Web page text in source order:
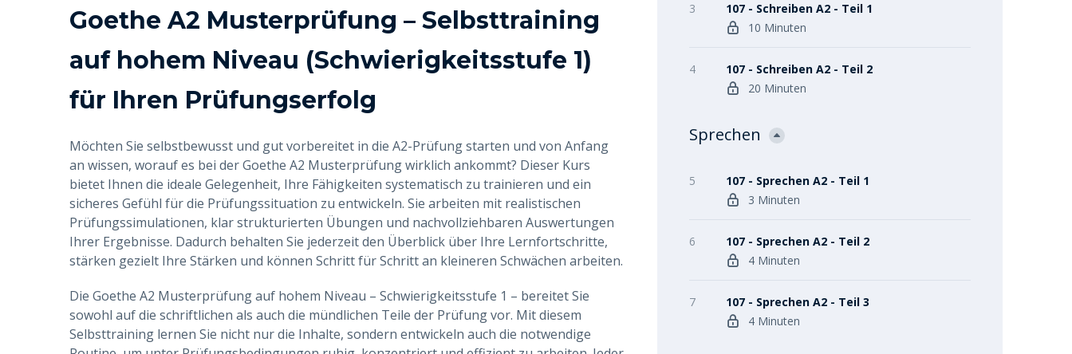
Goethe A2 Musterprüfung – Selbsttraining
auf hohem Niveau (Schwierigkeitsstufe 1)
für Ihren Prüfungserfolg
Möchten Sie selbstbewusst und gut vorbereitet in die A2-Prüfung starten und von Anfang
an wissen, worauf es bei der Goethe A2 Musterprüfung wirklich ankommt? Dieser Kurs
bietet Ihnen die ideale Gelegenheit, Ihre Fähigkeiten systematisch zu trainieren und ein
sicheres Gefühl für die Prüfungssituation zu entwickeln. Sie arbeiten mit realistischen
Prüfungssimulationen, klar strukturierten Übungen und nachvollziehbaren Auswertungen
Ihrer Ergebnisse. Dadurch behalten Sie jederzeit den Überblick über Ihre Lernfortschritte,
stärken gezielt Ihre Stärken und können Schritt für Schritt an kleineren Schwächen arbeiten.
Die Goethe A2 Musterprüfung auf hohem Niveau – Schwierigkeitsstufe 1 – bereitet Sie
sowohl auf die schriftlichen als auch die mündlichen Teile der Prüfung vor. Mit diesem
Selbsttraining lernen Sie nicht nur die Inhalte, sondern entwickeln auch die notwendige
3
107 - Schreiben A2 - Teil 1
10 Minuten
4
107 - Schreiben A2 - Teil 2
20 Minuten
Sprechen
5
107 - Sprechen A2 - Teil 1
3 Minuten
6
107 - Sprechen A2 - Teil 2
4 Minuten
7
107 - Sprechen A2 - Teil 3
4 Minuten